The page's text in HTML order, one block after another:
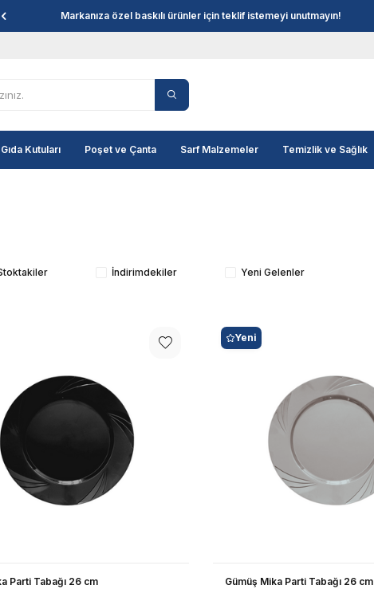
Markanıza özel baskılı ürünler için teklif istemeyi unutmayın!
Gıda Kutuları Poşet ve Çanta Sarf Malzemeler Temizlik ve Sağlık
İndirimdekiler Yeni Gelenler
Parti Tabağı 26 cm
Yeni
Gümüş Mika Parti Tabağı 26 cm